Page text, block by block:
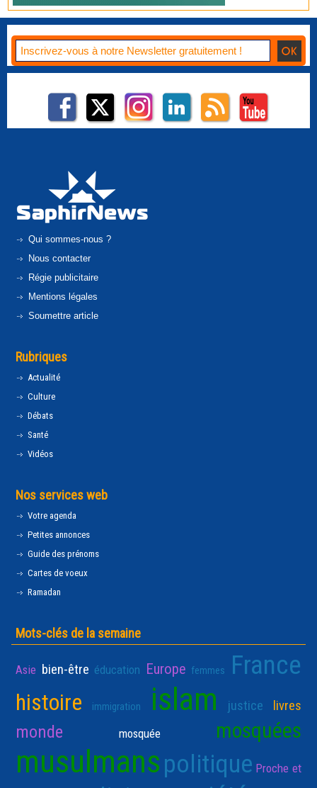
Qui sommes-nous ?
Nous contacter
Régie publicitaire
Mentions légales
Soumettre article
Rubriques
Actualité
Culture
Débats
Santé
Vidéos
Nos services web
Votre agenda
Petites annonces
Guide des prénoms
Cartes de voeux
Ramadan
Mots-clés de la semaine
Asie bien-être éducation Europe femmes France
histoire immigration islam justice livres
monde mosquée mosquées
musulmanspolitique Proche et